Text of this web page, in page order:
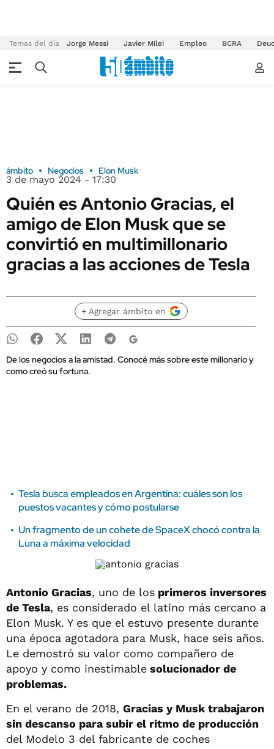
Temas del día Jorge Messi Javier Milei Empleo BCRA
ámbito Negocios Elon Musk
3 de mayo 2024 - 17:30
Quién es Antonio Gracias, el
amigo de Elon Musk que se
convirtió en multimillonario
gracias a las acciones de Tesla
+ Agregar ámbito en
De los negocios a la amistad. Conocé más sobre este millonario y
como creó su fortuna.
Tesla busca empleados en Argentina: cuáles son los
puestos vacantes y cómo postularse
Un fragmento de un cohete de SpaceX chocó contra la
Luna a máxima velocidad
Antonio Gracias, uno de los primeros inversores
de Tesla, es considerado el latino más cercano a
Elon Musk. Y es que el estuvo presente durante
una época agotadora para Musk, hace seis años.
Le demostró su valor como compañero de
apoyo y como inestimable solucionador de
problemas.
En el verano de 2018, Gracias y Musk trabajaron
sin descanso para subir el ritmo de producción
del Modelo 3 del fabricante de coches